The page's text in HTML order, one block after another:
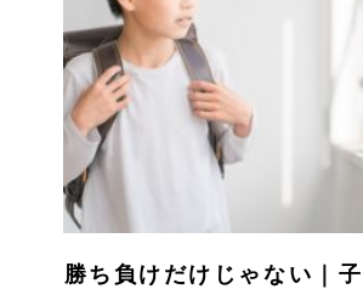
勝ち負けだけじゃない｜